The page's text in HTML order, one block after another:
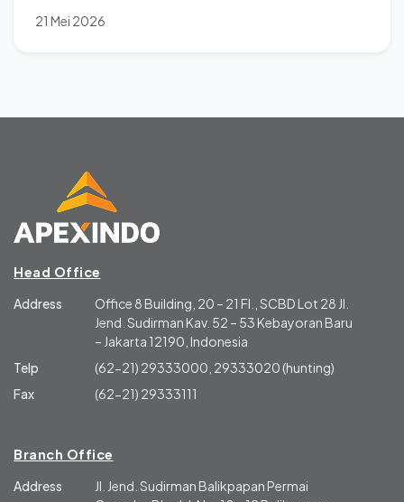
21 Mei 2026
Head Office
Address
Office 8 Building, 20 – 21 Fl., SCBD Lot 28 Jl.
Jend. Sudirman Kav. 52 – 53 Kebayoran Baru
– Jakarta 12190, Indonesia
Telp
(62-21) 29333000, 29333020 (hunting)
Fax
(62-21) 29333111
Branch Office
Address
Jl. Jend. Sudirman Balikpapan Permai